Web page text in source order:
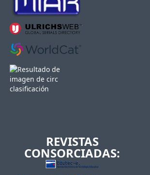
REVISTAS
CONSORCIADAS: